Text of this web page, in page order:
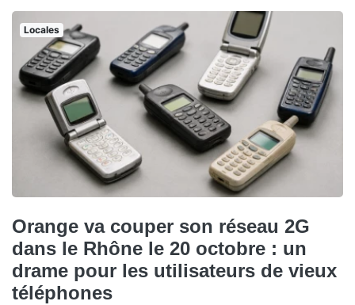
Locales
Orange va couper son réseau 2G
dans le Rhône le 20 octobre : un
drame pour les utilisateurs de vieux
téléphones